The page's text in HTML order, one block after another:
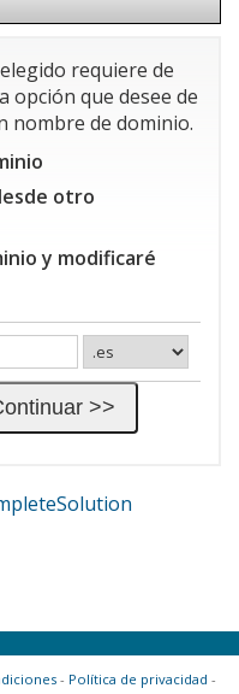
requiere de
opción que desee de
nombre de dominio.
otro
y modificaré
- Política de privacidad -